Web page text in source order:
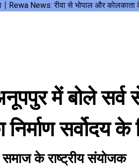
में बोले सर्व
सर्वोदय
समाज के राष्ट्रीय संयोजक